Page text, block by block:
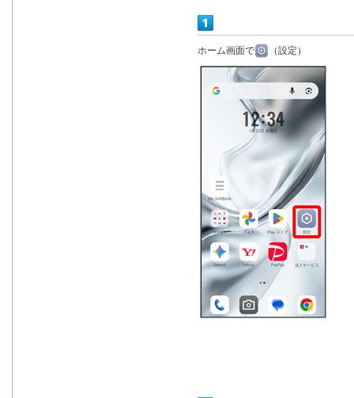
ホーム画面で （設定）